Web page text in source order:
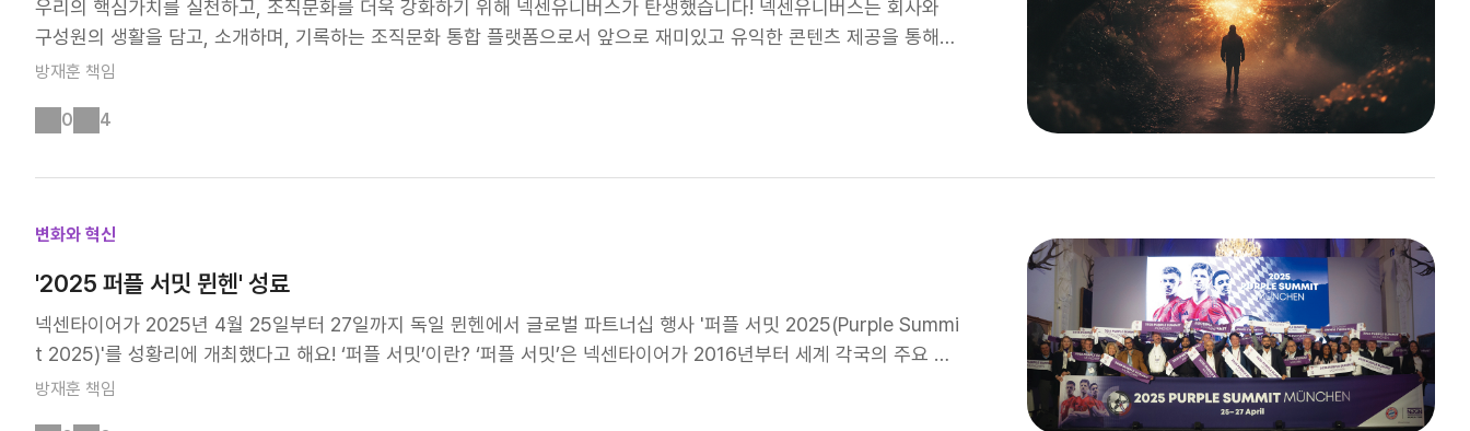
우리의 핵심가치를 실천하고, 조직문화를 더욱 강화하기 위해 넥센유니버스가 탄생했습니다! 넥센유니버스는 회사와
구성원의 생활을 담고, 소개하며, 기록하는 조직문화 통합 플랫폼으로서 앞으로 재미있고 유익한 콘텐츠 제공을 통해
더욱 활기차고 건강한 조직문화를 만들어가고자 합니다. '넥센유니버스'를 소개합니다! 넥센유니버스는 우리 회사의 조
치와 성과를 공유하고, 직원들이 직접 참여하며 조직문화를 만들어가는 디지털 허브입니다. 무엇보다도, 이 플랫폼은 단
조직문화 프로그램을 운영하며, 모든 직원이 함께 성장할 수 있는 환경을 조성하는 것이 핵심 목표입니다. 즉, 넥센유니
문화 캠페인 및 프로그램을 정기적으로 운영하여 직원들이 자연스럽게 조직의 핵심 가치를 체험할 수 있도록 합니다. 회
사의 비전과 문화를 체계적으로 공유하고, 직원들이 적극적으로 참여할 수 있는 장을 제공합니다. 2️⃣ 업무 효율성 향상
츠를 추천받아, 불필요한 정보 탐색 시간을 줄이고 업무 몰입도를 높입니다. 3️⃣ 성과 및 핵심 가치 확산 조직 내 다양한
성과와 우수 사례를 공유하여 직원들의 동기부여를 강화합니다. 사내뿐만 아니라 외부에도 핵심 가치를 효과적으로 전
파하여 기업 브랜드 이미지를 강화할 수 있습니다. 4️⃣ 디지털 자산화로 정보 공유 강화 조직문화 관련 콘텐츠를 체계적
으로 관리하고 보관하여 지속적으로 활용할 수 있도록 합니다. 과거 캠페인, 우수 사례, 조직 문화 활동 등의 기록을 디
방재훈 책임
0 4
변화와 혁신
'2025 퍼플 서밋 뮌헨' 성료
넥센타이어가 2025년 4월 25일부터 27일까지 독일 뮌헨에서 글로벌 파트너십 행사 '퍼플 서밋 2025(Purple Summi
t 2025)'를 성황리에 개최했다고 해요! ‘퍼플 서밋’이란? ‘퍼플 서밋’은 넥센타이어가 2016년부터 세계 각국의 주요 거
래선을 초청해 장기적 비전과 협력 방향을 공유하는 글로벌 마케팅 행사인데요. 글로벌 시장에서 브랜드 신뢰도를 강화
방재훈 책임